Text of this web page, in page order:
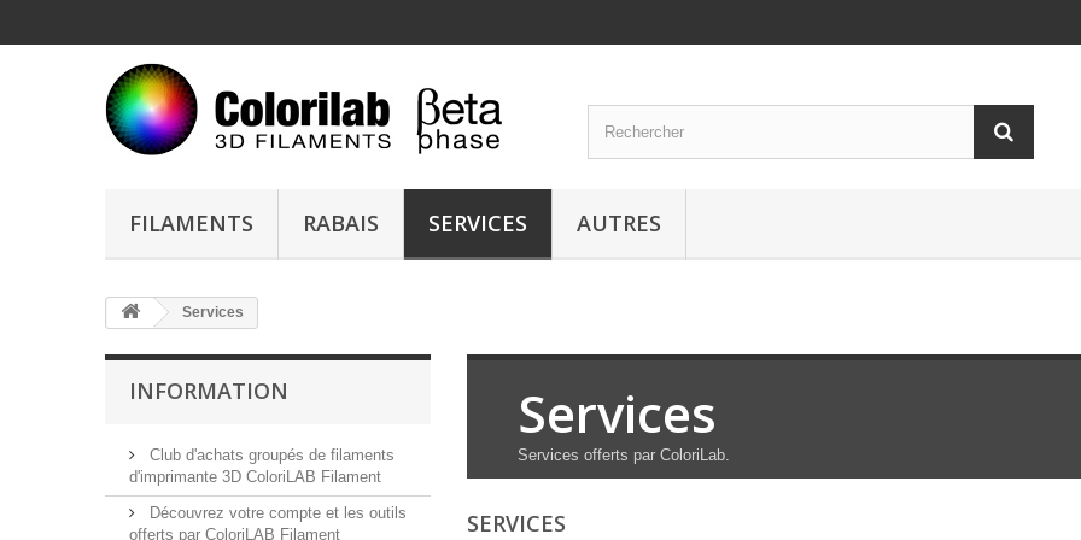
FILAMENTS RABAIS SERVICES AUTRES
Services
INFORMATION
Club d'achats groupés de filaments
d'imprimante 3D ColoriLAB Filament
Découvrez votre compte et les outils
offerts par ColoriLAB Filament
Services
Services offerts par ColoriLab.
SERVICES